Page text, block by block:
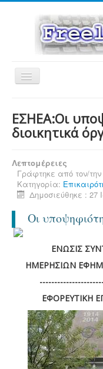
Εναλλαγή
πλοήγησης
ΕΣΗΕΑ:Οι
διοικητικά
Λεπτομέρειες
Γράφτηκε από τον/την
Κατηγορία:
Δημοσιεύθηκε : 27
Οι
ENΩΣΙΣ
ΗΜΕΡΗΣΙΩΝ
ΕΦΟΡΕΥΤΙΚΗ